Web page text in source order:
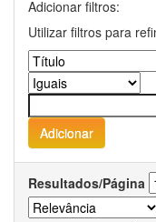
Adicionar filtros:
Utilizar filtros para
Resultados/Página